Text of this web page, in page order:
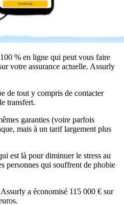
% en ligne qui peut vous faire
votre assurance actuelle. Assurly
de tout y compris de contacter
transfert.
garanties (voire parfois
mais à un tarif largement plus
est là pour diminuer le stress au
personnes qui souffrent de phobie
a économisé 115 000 € sur